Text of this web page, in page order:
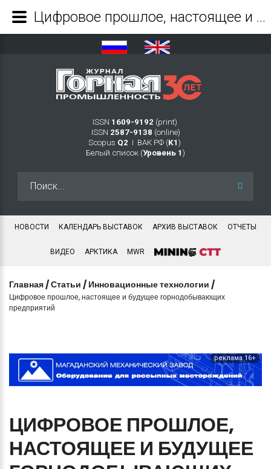
ISSN 1609-9192 (print)
ISSN 2587-9138 (online)
Scopus Q2 Ι ВАК РФ (K1 )
Белый список (Уровень 1 )
НОВОСТИ КАЛЕНДАРЬ ВЫСТАВОК АРХИВ ВЫСТАВОК ОТЧЕТЫ
ВИДЕО АРКТИКА MWR
Главная /Статьи / Инновационные технологии /
Цифровое прошлое, настоящее и будущее горнодобывающих
предприятий
реклама 16+
ЦИФРОВОЕ ПРОШЛОЕ,
НАСТОЯЩЕЕ И БУДУЩЕЕ
Цифровое прошлое, настоящее и будущее горнодобывающих предприятий - Журнал Горная промышленность